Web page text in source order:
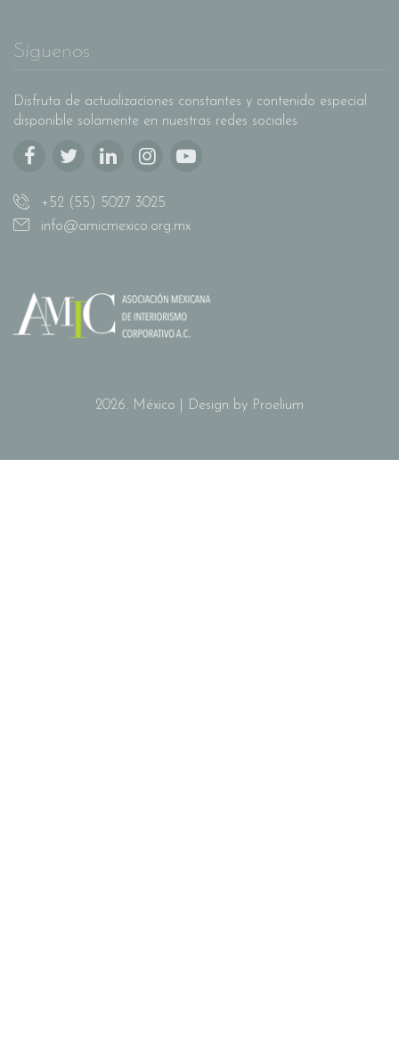
Síguenos
Disfruta de actualizaciones constantes y contenido especial
disponible solamente en nuestras redes sociales
+52 (55) 5027 3025
info@amicmexico.org.mx
2026. México | Design by Proelium